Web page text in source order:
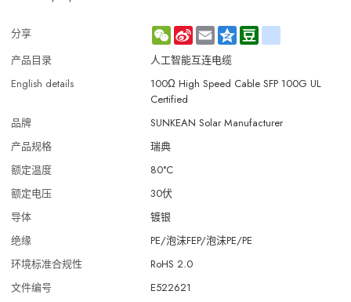
分享 WeChat
Sina
Weibo
Email QzoneDouban
产品目录
人工智能互连电缆
English details
100Ω High Speed Cable SFP 100G UL
Certified
品牌
SUNKEAN Solar Manufacturer
产品规格
瑞典
额定温度
80°C
额定电压
30伏
导体
镀银
绝缘
PE/泡沫FEP/泡沫PE/PE
环境标准合规性
RoHS 2.0
文件编号
E522621